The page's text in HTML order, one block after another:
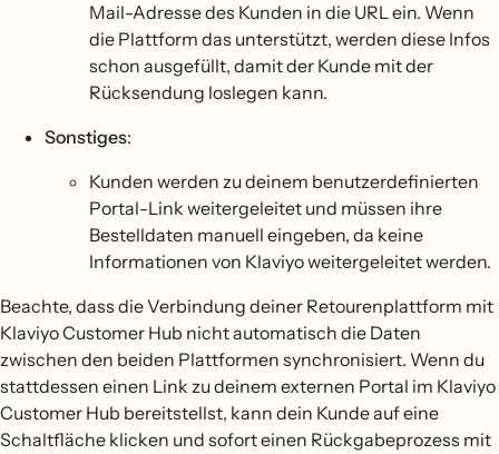
Mail-Adresse des Kunden in die URL ein. Wenn
die Plattform das unterstützt, werden diese Infos
schon ausgefüllt, damit der Kunde mit der
Rücksendung loslegen kann.
Sonstiges:
Kunden werden zu deinem benutzerdefinierten
Portal-Link weitergeleitet und müssen ihre
Bestelldaten manuell eingeben, da keine
Informationen von Klaviyo weitergeleitet werden.
Beachte, dass die Verbindung deiner Retourenplattform mit
Klaviyo Customer Hub nicht automatisch die Daten
zwischen den beiden Plattformen synchronisiert. Wenn du
stattdessen einen Link zu deinem externen Portal im Klaviyo
Customer Hub bereitstellst, kann dein Kunde auf eine
Schaltfläche klicken und sofort einen Rückgabeprozess mit